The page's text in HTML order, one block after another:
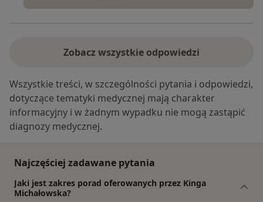
Zobacz wszystkie odpowiedzi
Wszystkie treści, w szczególności pytania i odpowiedzi,
dotyczące tematyki medycznej mają charakter
informacyjny i w żadnym wypadku nie mogą zastąpić
diagnozy medycznej.
Najczęściej zadawane pytania
Jaki jest zakres porad oferowanych przez Kinga
Michałowska?